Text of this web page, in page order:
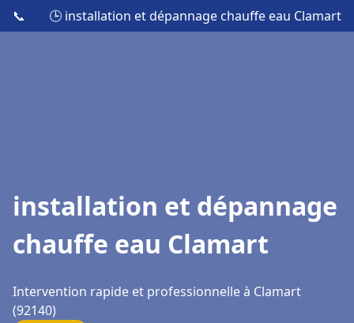
📞 🕒 installation et dépannage chauffe eau Clamart
installation et dépannage
chauffe eau Clamart
Intervention rapide et professionnelle à Clamart
(92140)